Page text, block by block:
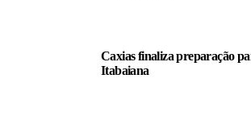
Caxias finaliza preparação
Itabaiana